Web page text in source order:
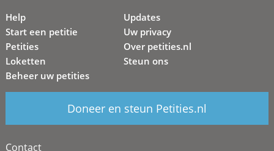
Help
Start een petitie
Petities
Loketten
Beheer uw petities
Updates
Uw privacy
Over petities.nl
Steun ons
Doneer en steun Petities.nl
Contact